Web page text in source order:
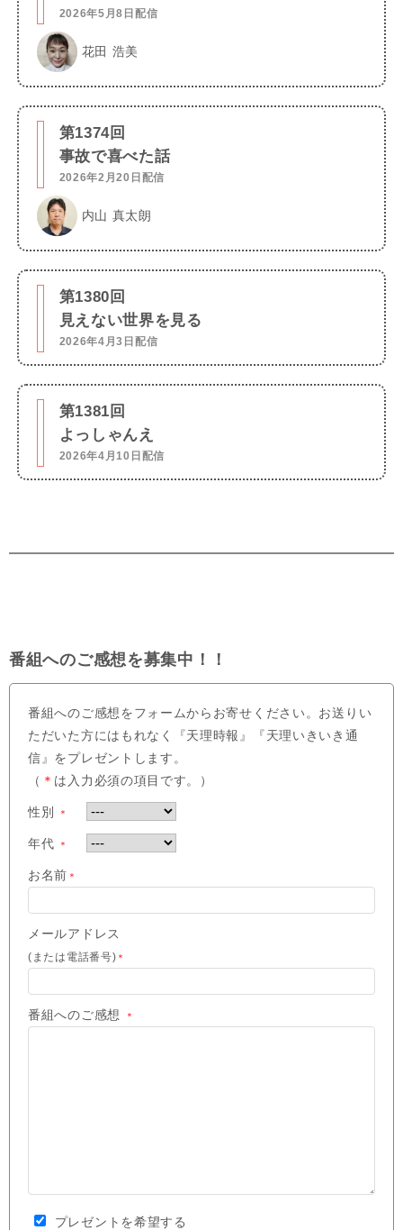
2026年5月8日配信
花田 浩美
第1374回
事故で喜べた話
2026年2月20日配信
内山 真太朗
第1380回
見えない世界を見る
2026年4月3日配信
第1381回
よっしゃんえ
2026年4月10日配信
番組へのご感想を募集中！！
番組へのご感想をフォームからお寄せください。お送りい
ただいた方にはもれなく『天理時報』『天理いきいき通
信』をプレゼントします。
（ ＊ は入力必須の項目です。）
性別 ＊
年代 ＊
お名前 ＊
メールアドレス
(または電話番号) ＊
番組へのご感想 ＊
プレゼントを希望する